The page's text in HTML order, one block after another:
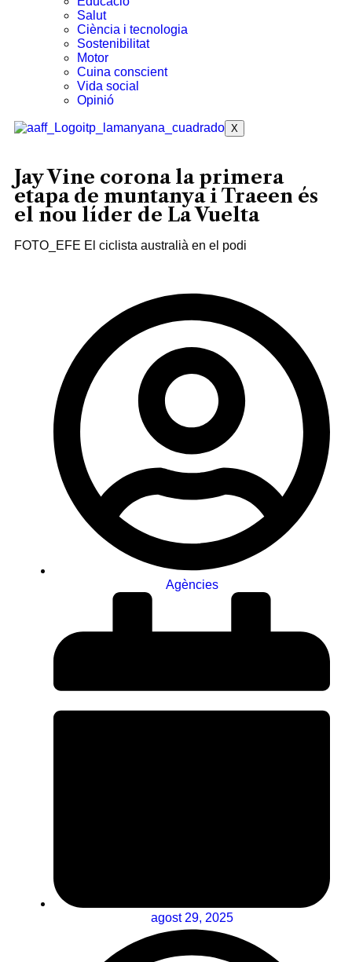
Salut
Ciència i tecnologia
Sostenibilitat
Motor
Cuina conscient
Vida social
Opinió
X
Jay Vine corona la primera
etapa de muntanya i Traeen és
el nou líder de La Vuelta
FOTO_EFE El ciclista australià en el podi
Agències
agost 29, 2025